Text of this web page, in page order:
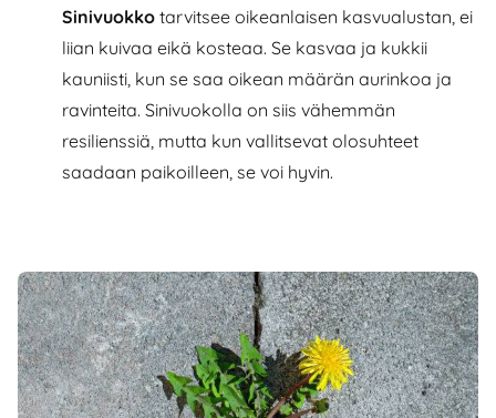
Sinivuokko tarvitsee oikeanlaisen kasvualustan, ei
liian kuivaa eikä kosteaa. Se kasvaa ja kukkii
kauniisti, kun se saa oikean määrän aurinkoa ja
ravinteita. Sinivuokolla on siis vähemmän
resilienssiä, mutta kun vallitsevat olosuhteet
saadaan paikoilleen, se voi hyvin.